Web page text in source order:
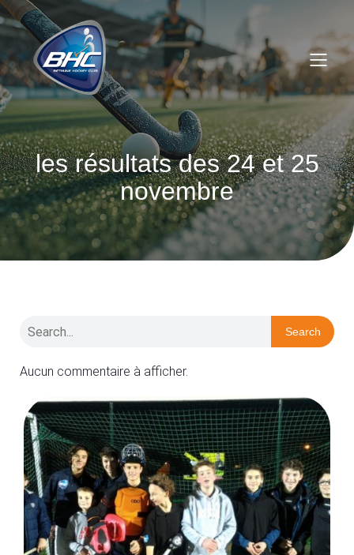
les résultats des 24 et 25
novembre
Search
Aucun commentaire à afficher.